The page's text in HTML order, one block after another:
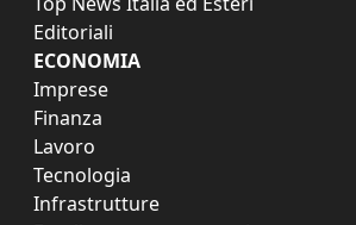
Editoriali
ECONOMIA
Imprese
Finanza
Lavoro
Tecnologia
Infrastrutture